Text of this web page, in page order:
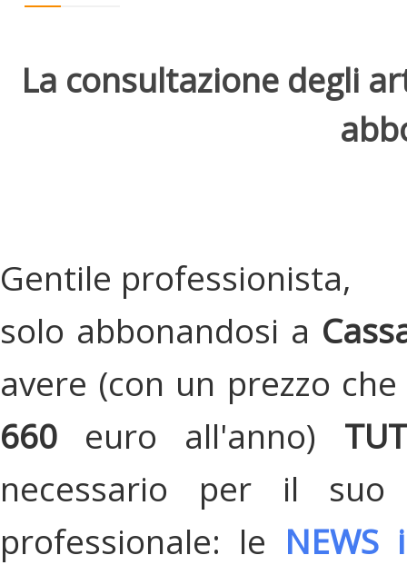
La consultazione degli
Gentile professionista,
solo abbonandosi a
avere (con un prezzo
660 euro all'anno)
necessario per il suo
professionale: le